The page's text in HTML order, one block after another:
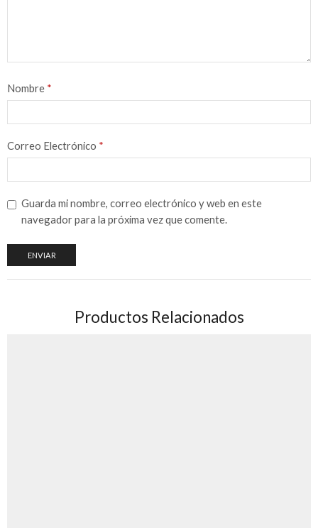
Nombre *
Correo Electrónico *
Guarda mi nombre, correo electrónico y web en este
navegador para la próxima vez que comente.
Productos Relacionados